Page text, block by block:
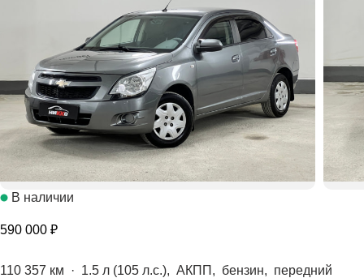
В наличии
590 000 ₽
110 357 км · 1.5 л (105 л.с.), АКПП, бензин, передний